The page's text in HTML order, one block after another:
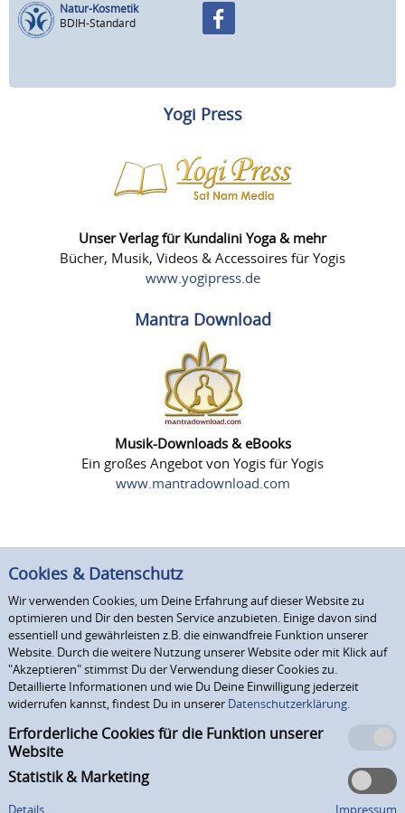
Natur-Kosmetik
BDIH-Standard
Yogi Press
Unser Verlag für Kundalini Yoga & mehr
Bücher, Musik, Videos & Accessoires für Yogis
www.yogipress.de
Mantra Download
Musik-Downloads & eBooks
Ein großes Angebot von Yogis für Yogis
www.mantradownload.com
Cookies & Datenschutz
Wir verwenden Cookies, um Deine Erfahrung auf dieser Website zu
optimieren und Dir den besten Service anzubieten. Einige davon sind
essentiell und gewährleisten z.B. die einwandfreie Funktion unserer
Website. Durch die weitere Nutzung unserer Website oder mit Klick auf
"Akzeptieren" stimmst Du der Verwendung dieser Cookies zu.
Detaillierte Informationen und wie Du Deine Einwilligung jederzeit
widerrufen kannst, findest Du in unserer Datenschutzerklärung.
Erforderliche Cookies für die Funktion unserer
Website
Statistik & Marketing
Details Impressum